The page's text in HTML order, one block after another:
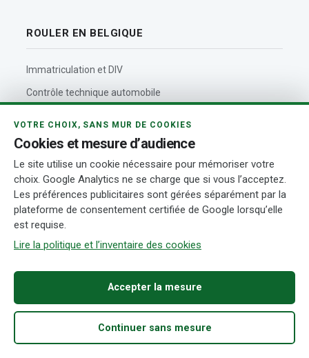
ROULER EN BELGIQUE
Immatriculation et DIV
Contrôle technique automobile
Assurance automobile
Zones de basses émissions (LEZ)
Code de la route belge
VOITUREBELGIQUE
À propos de VoitureBelgique
Politique éditoriale
Accueil Acheter Fiabilité Démarches Recherche
VOTRE CHOIX, SANS MUR DE COOKIES
Cookies et mesure d’audience
Le site utilise un cookie nécessaire pour mémoriser votre
choix. Google Analytics ne se charge que si vous l’acceptez.
Les préférences publicitaires sont gérées séparément par la
plateforme de consentement certifiée de Google lorsqu’elle
est requise.
Lire la politique et l’inventaire des cookies
Accepter la mesure
Continuer sans mesure